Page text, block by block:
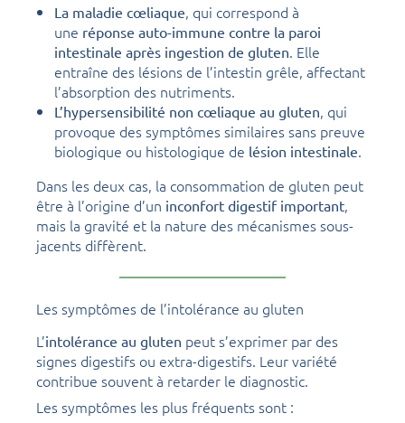
La maladie cœliaque, qui correspond à
une réponse auto-immune contre la paroi
intestinale après ingestion de gluten. Elle
entraîne des lésions de l’intestin grêle, affectant
l’absorption des nutriments.
L’hypersensibilité non cœliaque au gluten, qui
provoque des symptômes similaires sans preuve
biologique ou histologique de lésion intestinale.
Dans les deux cas, la consommation de gluten peut
être à l’origine d’un inconfort digestif important,
mais la gravité et la nature des mécanismes sous-
jacents diffèrent.
Les symptômes de l’intolérance au gluten
L’intolérance au gluten peut s’exprimer par des
signes digestifs ou extra-digestifs. Leur variété
contribue souvent à retarder le diagnostic.
Les symptômes les plus fréquents sont :